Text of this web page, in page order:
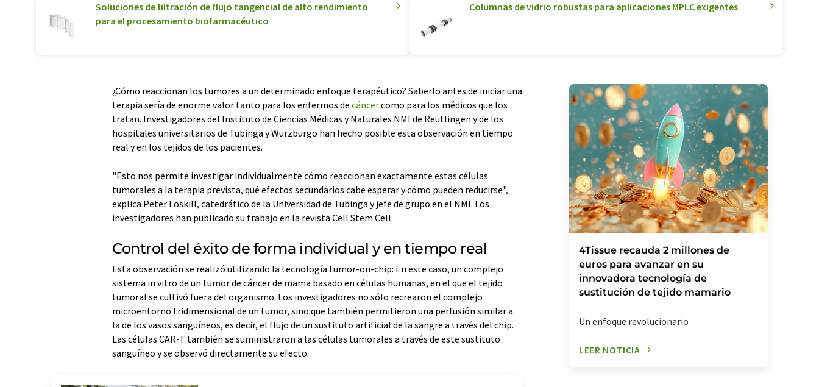
Soluciones de filtración de flujo tangencial de alto rendimiento
para el procesamiento biofarmacéutico
Columnas de vidrio robustas para aplicaciones MPLC exigentes
¿Cómo reaccionan los tumores a un determinado enfoque terapéutico? Saberlo antes de iniciar una
terapia sería de enorme valor tanto para los enfermos de cáncercomo para los médicos que los
tratan. Investigadores del Instituto de Ciencias Médicas y Naturales NMI de Reutlingen y de los
hospitales universitarios de Tubinga y Wurzburgo han hecho posible esta observación en tiempo
real y en los tejidos de los pacientes.
"Esto nos permite investigar individualmente cómo reaccionan exactamente estas células
tumorales a la terapia prevista, qué efectos secundarios cabe esperar y cómo pueden reducirse",
explica Peter Loskill, catedrático de la Universidad de Tubinga y jefe de grupo en el NMI. Los
investigadores han publicado su trabajo en la revista Cell Stem Cell.
Control del éxito de forma individual y en tiempo real
Esta observación se realizó utilizando la tecnología tumor-on-chip: En este caso, un complejo
sistema in vitro de un tumor de cáncer de mama basado en células humanas, en el que el tejido
tumoral se cultivó fuera del organismo. Los investigadores no sólo recrearon el complejo
microentorno tridimensional de un tumor, sino que también permitieron una perfusión similar a
la de los vasos sanguíneos, es decir, el flujo de un sustituto artificial de la sangre a través del chip.
Las células CAR-T también se suministraron a las células tumorales a través de este sustituto
sanguíneo y se observó directamente su efecto.
4Tissue recauda 2 millones de
euros para avanzar en su
innovadora tecnología de
sustitución de tejido mamario
Un enfoque revolucionario
LEER NOTICIA